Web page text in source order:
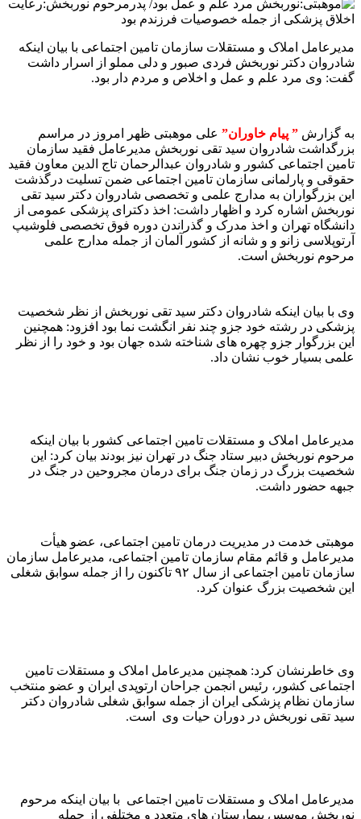
مدیرعامل املاک و مستقلات سازمان تامین اجتماعی با بیان اینکه
شادروان دکتر نوربخش فردی صبور و دلی مملو از اسرار داشت
گفت: وی مرد علم و عمل و اخلاص و مردم دار بود.
به گزارش ” پیام خاوران” علی موهبتی ظهر امروز در مراسم
بزرگداشت شادروان سید تقی نوربخش مدیرعامل فقید سازمان
تامین اجتماعی کشور و شادروان عبدالرحمان تاج الدین معاون فقید
حقوقی و پارلمانی سازمان تامین اجتماعی ضمن تسلیت درگذشت
این بزرگواران به مدارج علمی و تخصصی شادروان دکتر سید تقی
نوربخش اشاره کرد و اظهار داشت: اخذ دکترای پزشکی عمومی از
دانشگاه تهران و اخذ مدرک و گذراندن دوره فوق تخصصی فلوشیپ
آرتوپلاسی زانو و و شانه از کشور آلمان از جمله مدارج علمی
مرحوم نوربخش است.
وی با بیان اینکه شادروان دکتر سید تقی نوربخش از نظر شخصیت
پزشکی در رشته خود جزو چند نفر انگشت نما بود افزود: همچنین
این بزرگوار جزو چهره های شناخته شده جهان بود و خود را از نظر
علمی بسیار خوب نشان داد.
مدیرعامل املاک و مستقلات تامین اجتماعی کشور با بیان اینکه
مرحوم نوربخش دبیر ستاد جنگ در تهران نیز بودند بیان کرد: این
شخصیت بزرگ در زمان جنگ برای درمان مجروحین در جنگ در
جبهه حضور داشت.
موهبتی خدمت در مدیریت درمان تامین اجتماعی، عضو هیأت
مدیرعامل و قائم مقام سازمان تامین اجتماعی، مدیرعامل سازمان
سازمان تامین اجتماعی از سال ۹۲ تاکنون را از جمله سوابق شغلی
این شخصیت بزرگ عنوان کرد.
وی خاطرنشان کرد: همچنین مدیرعامل املاک و مستقلات تامین
اجتماعی کشور، رئیس انجمن جراحان ارتوپدی ایران و عضو منتخب
سازمان نظام پزشکی ایران از جمله سوابق شغلی شادروان دکتر
سید تقی نوربخش در دوران حیات وی است.
مدیرعامل املاک و مستقلات تامین اجتماعی با بیان اینکه مرحوم
نوربخش موسس بیمارستان های متعدد و مختلفی از جمله